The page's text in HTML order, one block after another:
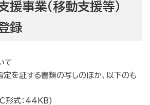
援事業（移動支援等）
録
て
を証する書類の写しのほか、以下のも
形式：44KB)